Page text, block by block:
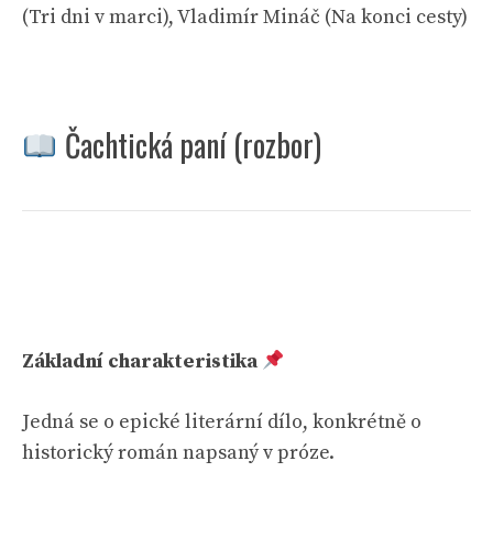
(Tri dni v marci), Vladimír Mináč (Na konci cesty)
Čachtická paní (rozbor)
Základní charakteristika
Jedná se o epické literární dílo, konkrétně o
historický román napsaný v próze.